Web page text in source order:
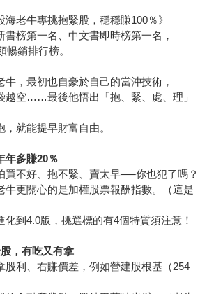
老牛專挑抱緊股，穩穩賺100％》
書榜第一名、中文書即時榜第一名，
暢銷排行榜。
，最初也自豪於自己的當沖技術，
越空……最後他悟出「抱、緊、處、理」
就能提早財富自由。
年多賺20％
買不好、抱不緊、賣太早──你也犯了嗎？
牛更關心的是加權股票報酬指數。（這是
到4.0版，挑選標的有4個特質須注意！
，有吃又有拿
股利、右賺價差，例如營建股根基（254